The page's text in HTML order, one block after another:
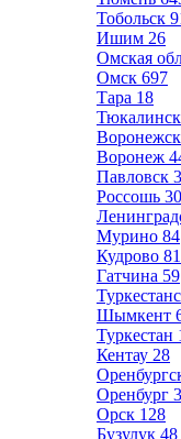
Тобольск
Ишим 26
Омская
Омск 697
Тара 18
Тюкалинск
Воронеж
Павловск
Россошь 30
Мурино 84
Кудрово 81
Гатчина 59
Шымкент
Туркестан
Кентау 28
Оренбург
Орск 128
Бузулук 48